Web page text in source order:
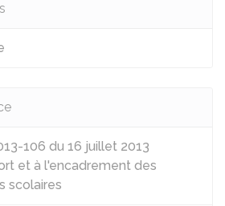
106 du 16 juillet 2013
et à l'encadrement des
scolaires